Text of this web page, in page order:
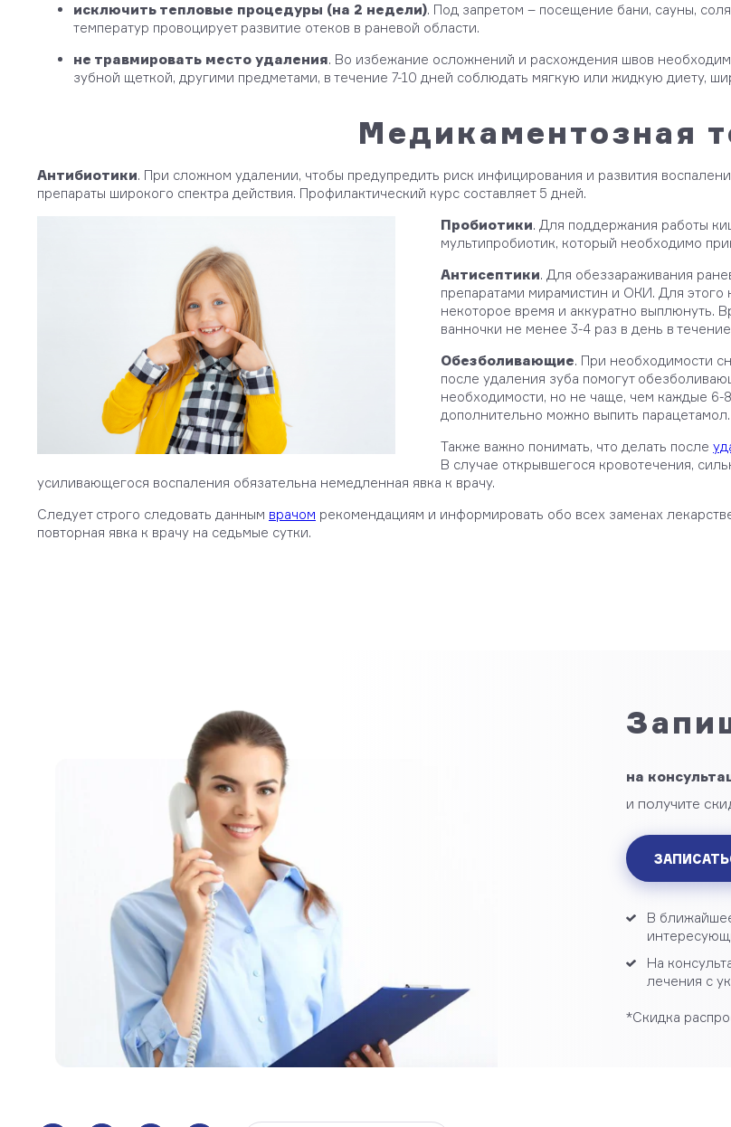
исключить тепловые процедуры (на 2 недели). Под запретом – посещение бани, сауны,
температур провоцирует развитие отеков в раневой области.
не травмировать место удаления. Во избежание осложнений и расхождения швов
зубной щеткой, другими предметами, в течение 7-10 дней соблюдать мягкую или жидкую диету,
Медикаментозная
Антибиотики. При сложном удалении, чтобы предупредить риск инфицирования и развития
препараты широкого спектра действия. Профилактический курс составляет 5 дней.
Пробиотики. Для поддержания работы
мультипробиотик, который необходимо
Антисептики. Для обеззараживания
препаратами мирамистин и ОКИ. Для этого
некоторое время и аккуратно выплюнуть.
ванночки не менее 3-4 раз в день в
Обезболивающие. При необходимости
после удаления зуба помогут
необходимости, но не чаще, чем каждые 6-
дополнительно можно выпить парацетамол.
Также важно понимать, что делать после
В случае открывшегося кровотечения,
усиливающегося воспаления обязательна немедленная явка к врачу.
Следует строго следовать данным врачом рекомендациям и информировать обо всех заменах
повторная явка к врачу на седьмые сутки.
на
и получите
В
На
лечения с
*Скидка